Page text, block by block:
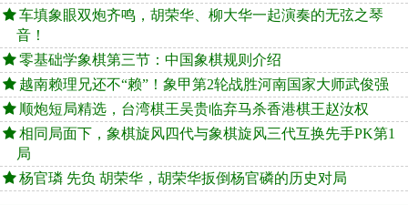
车填象眼双炮齐鸣，胡荣华、柳大华一起演奏的无弦之琴
音！
零基础学象棋第三节：中国象棋规则介绍
越南赖理兄还不“赖”！象甲第2轮战胜河南国家大师武俊强
顺炮短局精选，台湾棋王吴贵临弃马杀香港棋王赵汝权
相同局面下，象棋旋风四代与象棋旋风三代互换先手PK第1
局
杨官璘 先负 胡荣华，胡荣华扳倒杨官磷的历史对局